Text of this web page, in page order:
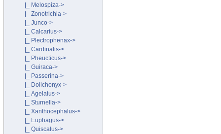
|_ Melospiza->
|_ Zonotrichia->
|_ Junco->
|_ Calcarius->
|_ Plectrophenax->
|_ Cardinalis->
|_ Pheucticus->
|_ Guiraca->
|_ Passerina->
|_ Dolichonyx->
|_ Agelaius->
|_ Sturnella->
|_ Xanthocephalus->
|_ Euphagus->
|_ Quiscalus->